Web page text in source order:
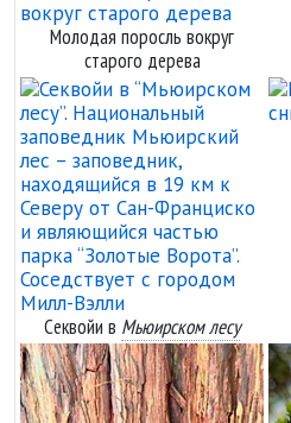
Молодая поросль вокруг
старого дерева
Секвойи в Мьюирском лесу